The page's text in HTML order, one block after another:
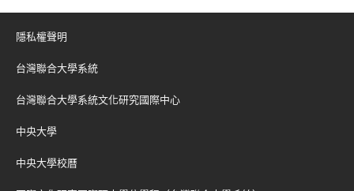
隱私權聲明
台灣聯合大學系統
台灣聯合大學系統文化研究國際中心
中央大學
中央大學校曆